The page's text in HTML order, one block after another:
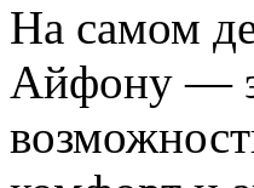
На самом
Айфону —